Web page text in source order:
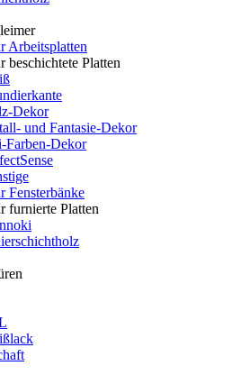
Arbeitsplatten
beschichtete Platten
Dekor
und Fantasie-Dekor
Farben-Dekor
Fensterbänke
furnierte Platten